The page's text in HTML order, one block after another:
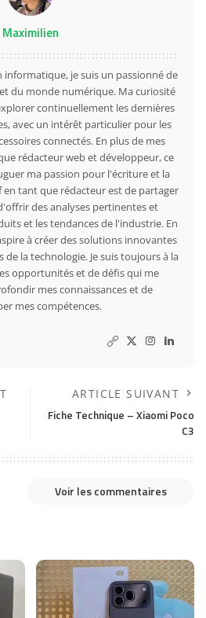
Maximilien
je suis un passionné de
du monde numérique. Ma curiosité
continuellement les dernières
avec un intérêt particulier pour les
connectés. En plus de mes
rédacteur web et développeur, ce
ma passion pour l'écriture et la
tant que rédacteur est de partager
des analyses pertinentes et
et les tendances de l'industrie. En
à créer des solutions innovantes
la technologie. Je suis toujours à la
opportunités et de défis qui me
mes connaissances et de
mes compétences.
ARTICLE SUIVANT
Fiche Technique – Xiaomi Poco
C3
Voir les commentaires